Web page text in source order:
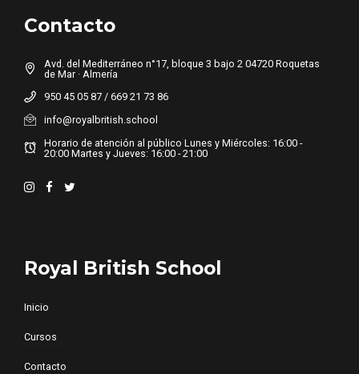
Contacto
Avd. del Mediterráneo n°17, bloque 3 bajo 2 04720 Roquetas
de Mar · Almería
950 45 05 87 / 669 21 73 86
info@royalbritish.school
Horario de atención al público Lunes y Miércoles: 16:00 -
20:00 Martes y Jueves: 16:00 - 21:00
Royal British School
Inicio
Cursos
Contacto